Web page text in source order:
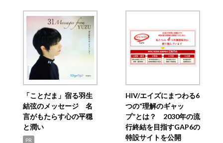
「ことだま」宿る羽生
結弦のメッセージ 名
言がもたらす心の平穏
と潤い
PR
HIV/エイズにまつわる6
つの“理解のギャッ
プ”とは？ 2030年の流
行終結を目指すGAP6の
特設サイトを公開